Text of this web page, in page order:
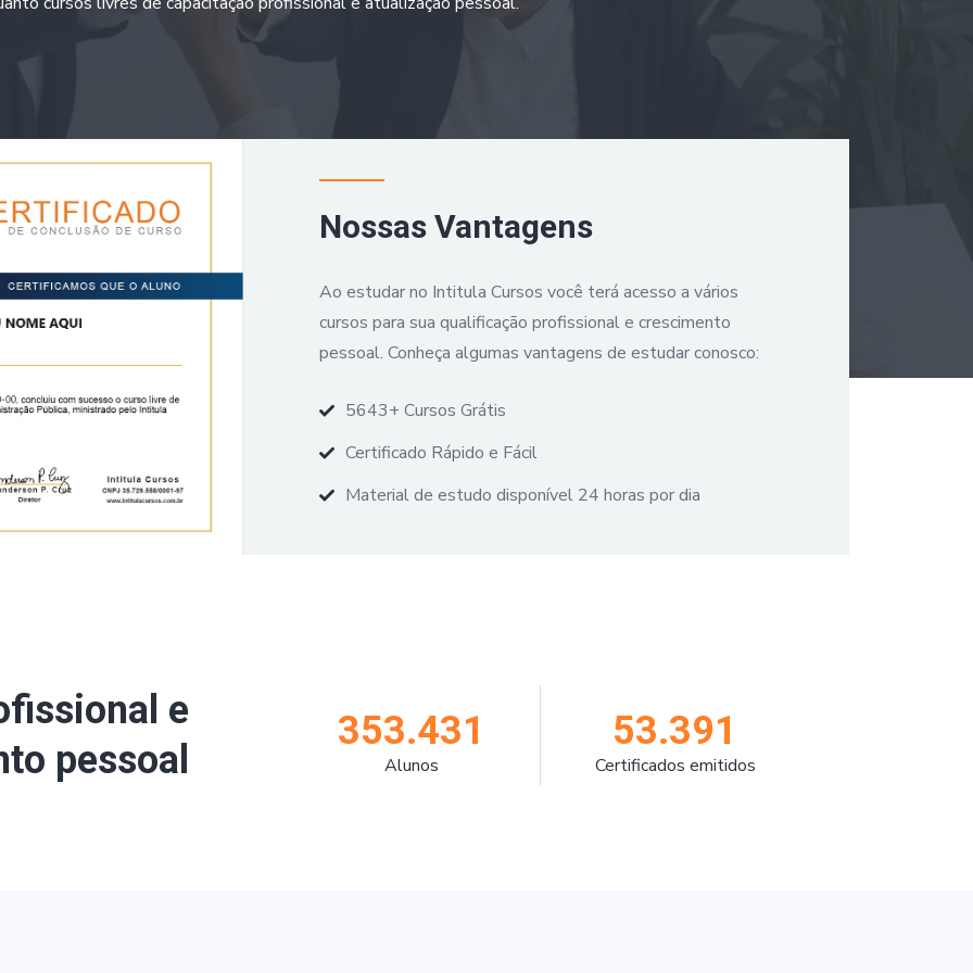
Nossas Vantagens
Ao estudar no Intitula Cursos você terá acesso a vários
cursos para sua qualificação profissional e crescimento
pessoal. Conheça algumas vantagens de estudar conosco:
5643+ Cursos Grátis
Certificado Rápido e Fácil
Material de estudo disponível 24 horas por dia
e
pessoal
353.431
Alunos
53.391
Certificados emitidos